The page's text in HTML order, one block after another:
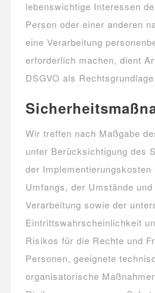
lebenswichtige Interessen
Person oder einer anderen
eine Verarbeitung
erforderlich machen, dient
DSGVO als Rechtsgrundlage.
Wir treffen nach Maßgabe
unter Berücksichtigung des
der Implementierungskosten
Umfangs, der Umstände
Verarbeitung sowie der
Eintrittswahrscheinlichkeit
Risikos für die Rechte und
Personen, geeignete
organisatorische